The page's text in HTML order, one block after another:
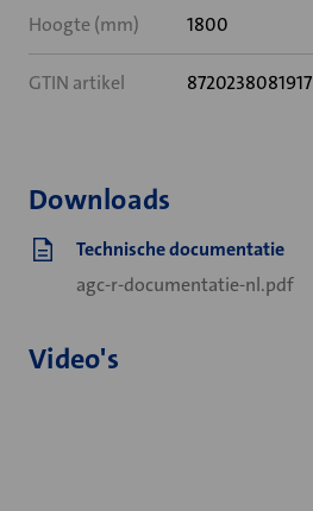
Hoogte (mm) 1800
GTIN artikel 8720238081917
Downloads
Technische documentatie
agc-r-documentatie-nl.pdf
Video's